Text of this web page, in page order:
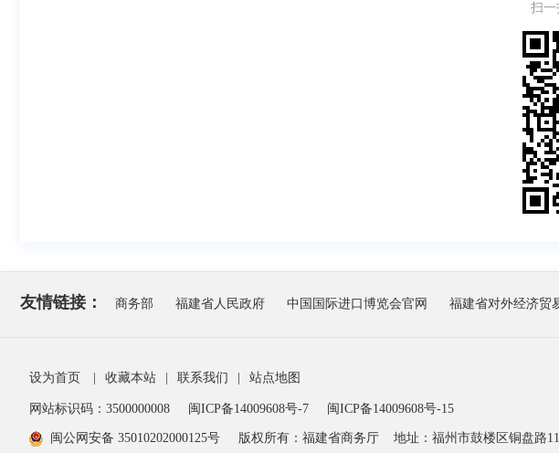
扫一
友情链接： 商务部 福建省人民政府 中国国际进口博览会官网 福建省对外经济贸
设为首页 收藏本站 联系我们 站点地图
网站标识码：3500000008 闽ICP备14009608号-7 闽ICP备14009608号-15
闽公网安备 35010202000125号 版权所有：福建省商务厅 地址：福州市鼓楼区铜盘路